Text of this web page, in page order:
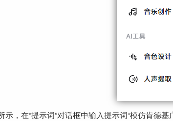
示，在“提示词”对话框中输入提示词“模仿肯德